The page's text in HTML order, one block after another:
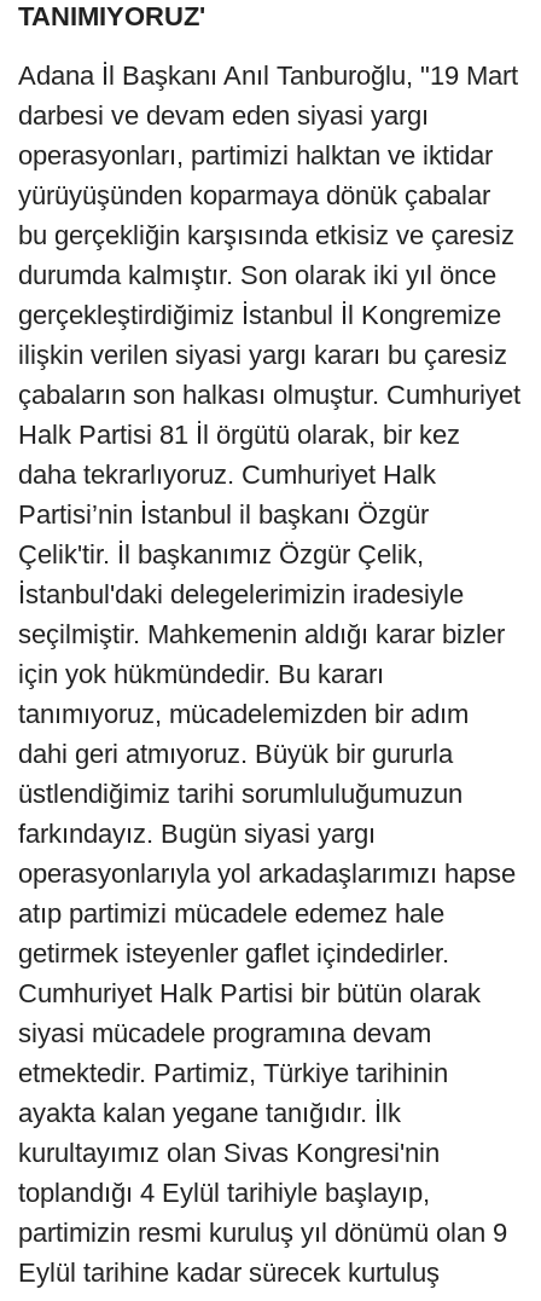
TANIMIYORUZ'
Adana İl Başkanı Anıl Tanburoğlu, "19 Mart
darbesi ve devam eden siyasi yargı
operasyonları, partimizi halktan ve iktidar
yürüyüşünden koparmaya dönük çabalar
bu gerçekliğin karşısında etkisiz ve çaresiz
durumda kalmıştır. Son olarak iki yıl önce
gerçekleştirdiğimiz İstanbul İl Kongremize
ilişkin verilen siyasi yargı kararı bu çaresiz
çabaların son halkası olmuştur. Cumhuriyet
Halk Partisi 81 İl örgütü olarak, bir kez
daha tekrarlıyoruz. Cumhuriyet Halk
Partisi’nin İstanbul il başkanı Özgür
Çelik'tir. İl başkanımız Özgür Çelik,
İstanbul'daki delegelerimizin iradesiyle
seçilmiştir. Mahkemenin aldığı karar bizler
için yok hükmündedir. Bu kararı
tanımıyoruz, mücadelemizden bir adım
dahi geri atmıyoruz. Büyük bir gururla
üstlendiğimiz tarihi sorumluluğumuzun
farkındayız. Bugün siyasi yargı
operasyonlarıyla yol arkadaşlarımızı hapse
atıp partimizi mücadele edemez hale
getirmek isteyenler gaflet içindedirler.
Cumhuriyet Halk Partisi bir bütün olarak
siyasi mücadele programına devam
etmektedir. Partimiz, Türkiye tarihinin
ayakta kalan yegane tanığıdır. İlk
kurultayımız olan Sivas Kongresi'nin
toplandığı 4 Eylül tarihiyle başlayıp,
partimizin resmi kuruluş yıl dönümü olan 9
Eylül tarihine kadar sürecek kurtuluş